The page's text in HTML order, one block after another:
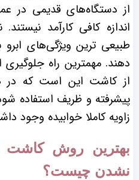
از دستگاه‌های قدیمی در
اندازه کافی کارآمد
طبیعی ترین ویژگی‌های ابرو
دهند. مهمترین راه
از کاشت این است که در
پیشرفته و ظریف استفاده
زاویه کاملا خوابیده وجود
بهترین روش کاشت
نشدن چیست؟